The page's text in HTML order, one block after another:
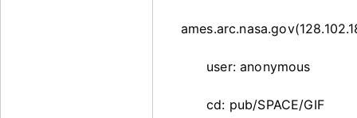
user: anonymous
cd: pub/SPACE/GIF